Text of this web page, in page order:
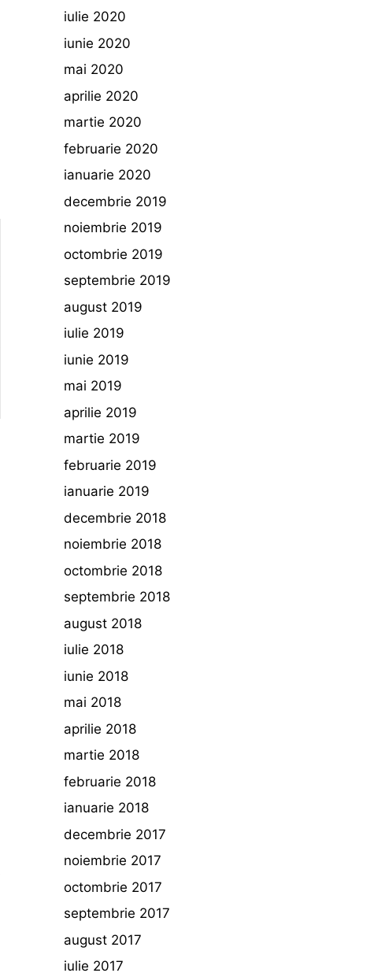
iulie 2020
iunie 2020
mai 2020
aprilie 2020
martie 2020
februarie 2020
ianuarie 2020
decembrie 2019
noiembrie 2019
octombrie 2019
septembrie 2019
august 2019
iulie 2019
iunie 2019
mai 2019
aprilie 2019
martie 2019
februarie 2019
ianuarie 2019
decembrie 2018
noiembrie 2018
octombrie 2018
septembrie 2018
august 2018
iulie 2018
iunie 2018
mai 2018
aprilie 2018
martie 2018
februarie 2018
ianuarie 2018
decembrie 2017
noiembrie 2017
octombrie 2017
septembrie 2017
august 2017
iulie 2017